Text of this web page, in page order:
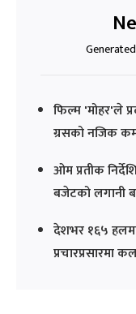
फिल्म 'मोहर'ले
ग्रसको नजिक
ओम प्रतीक
बजेटको लगानी
देशभर १६५
प्रचारप्रसारमा